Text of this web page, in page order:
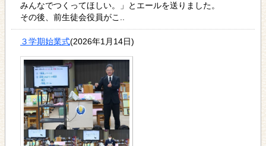
みんなでつくってほしい。」とエールを送りました。
その後、前生徒会役員がこ..
３学期始業式(2026年1月14日)